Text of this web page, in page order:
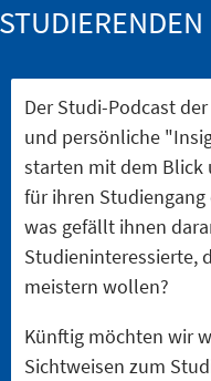
Der Studi-Podcast
und persönliche
starten mit dem Blick
für ihren
was gefällt ihnen
Studieninteressierte,
meistern wollen?
Künftig möchten wir
Sichtweisen zum